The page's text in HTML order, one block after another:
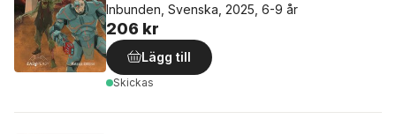
Inbunden, Svenska, 2025, 6-9 år
206 kr
Lägg till
Skickas